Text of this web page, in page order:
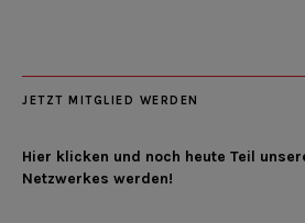
JETZT MITGLIED WERDEN
Hier klicken und noch heute Teil
Netzwerkes werden!